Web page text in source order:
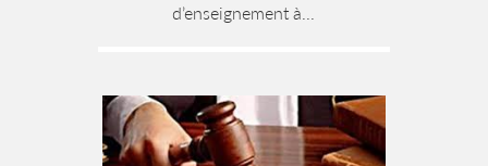
d’enseignement à...